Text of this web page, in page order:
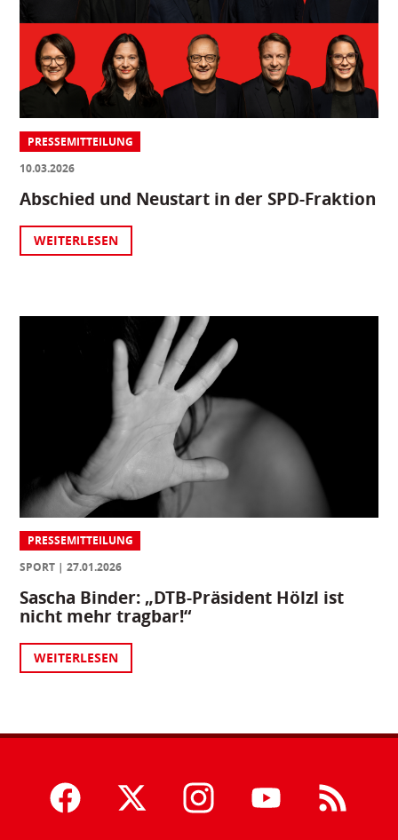
PRESSEMITTEILUNG
10.03.2026
Abschied und Neustart in der SPD-Fraktion
WEITERLESEN
PRESSEMITTEILUNG
SPORT
27.01.2026
Sascha Binder: „DTB-Präsident Hölzl ist
nicht mehr tragbar!“
WEITERLESEN